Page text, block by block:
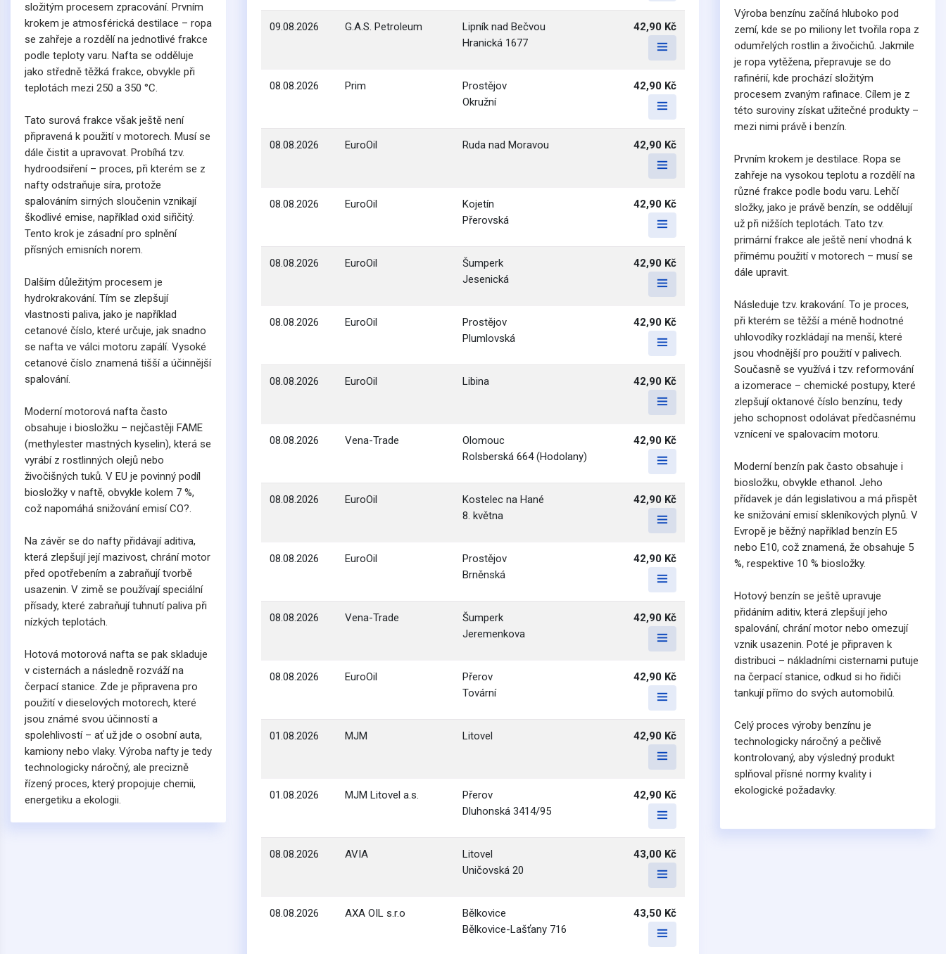
složitým procesem zpracování. Prvním
krokem je atmosférická destilace – ropa
se zahřeje a rozdělí na jednotlivé frakce
podle teploty varu. Nafta se odděluje
jako středně těžká frakce, obvykle při
teplotách mezi 250 a 350 °C.
Tato surová frakce však ještě není
připravená k použití v motorech. Musí se
dále čistit a upravovat. Probíhá tzv.
hydroodsiření – proces, při kterém se z
nafty odstraňuje síra, protože
spalováním sirných sloučenin vznikají
škodlivé emise, například oxid siřičitý.
Tento krok je zásadní pro splnění
přísných emisních norem.
Dalším důležitým procesem je
hydrokrakování. Tím se zlepšují
vlastnosti paliva, jako je například
cetanové číslo, které určuje, jak snadno
se nafta ve válci motoru zapálí. Vysoké
cetanové číslo znamená tišší a účinnější
spalování.
Moderní motorová nafta často
obsahuje i biosložku – nejčastěji FAME
(methylester mastných kyselin), která se
vyrábí z rostlinných olejů nebo
živočišných tuků. V EU je povinný podíl
biosložky v naftě, obvykle kolem 7 %,
což napomáhá snižování emisí CO?.
Na závěr se do nafty přidávají aditiva,
která zlepšují její mazivost, chrání motor
před opotřebením a zabraňují tvorbě
usazenin. V zimě se používají speciální
přísady, které zabraňují tuhnutí paliva při
nízkých teplotách.
Hotová motorová nafta se pak skladuje
v cisternách a následně rozváží na
čerpací stanice. Zde je připravena pro
použití v dieselových motorech, které
jsou známé svou účinností a
spolehlivostí – ať už jde o osobní auta,
kamiony nebo vlaky. Výroba nafty je tedy
technologicky náročný, ale precizně
řízený proces, který propojuje chemii,
energetiku a ekologii.
09.08.2026 G.A.S. Petroleum
Lipník nad Bečvou
Hranická 1677
42,90 Kč
08.08.2026 Prim
Prostějov
Okružní
42,90 Kč
08.08.2026 EuroOil Ruda nad Moravou 42,90 Kč
08.08.2026 EuroOil
Kojetín
Přerovská
42,90 Kč
08.08.2026 EuroOil
Šumperk
Jesenická
42,90 Kč
08.08.2026 EuroOil
Prostějov
Plumlovská
42,90 Kč
08.08.2026 EuroOil Libina 42,90 Kč
08.08.2026 Vena-Trade
Olomouc
Rolsberská 664 (Hodolany)
42,90 Kč
08.08.2026 EuroOil
Kostelec na Hané
8. května
42,90 Kč
08.08.2026 EuroOil
Prostějov
Brněnská
42,90 Kč
08.08.2026 Vena-Trade
Šumperk
Jeremenkova
42,90 Kč
08.08.2026 EuroOil
Přerov
Tovární
42,90 Kč
01.08.2026 MJM Litovel 42,90 Kč
01.08.2026 MJM Litovel a.s.
Přerov
Dluhonská 3414/95
42,90 Kč
08.08.2026 AVIA
Litovel
Uničovská 20
43,00 Kč
08.08.2026 AXA OIL s.r.o
Bělkovice
Bělkovice-Lašťany 716
43,50 Kč
Výroba benzínu začíná hluboko pod
zemí, kde se po miliony let tvořila ropa z
odumřelých rostlin a živočichů. Jakmile
je ropa vytěžena, přepravuje se do
rafinérií, kde prochází složitým
procesem zvaným rafinace. Cílem je z
této suroviny získat užitečné produkty –
mezi nimi právě i benzín.
Prvním krokem je destilace. Ropa se
zahřeje na vysokou teplotu a rozdělí na
různé frakce podle bodu varu. Lehčí
složky, jako je právě benzín, se oddělují
už při nižších teplotách. Tato tzv.
primární frakce ale ještě není vhodná k
přímému použití v motorech – musí se
dále upravit.
Následuje tzv. krakování. To je proces,
při kterém se těžší a méně hodnotné
uhlovodíky rozkládají na menší, které
jsou vhodnější pro použití v palivech.
Současně se využívá i tzv. reformování
a izomerace – chemické postupy, které
zlepšují oktanové číslo benzínu, tedy
jeho schopnost odolávat předčasnému
vznícení ve spalovacím motoru.
Moderní benzín pak často obsahuje i
biosložku, obvykle ethanol. Jeho
přídavek je dán legislativou a má přispět
ke snižování emisí skleníkových plynů. V
Evropě je běžný například benzín E5
nebo E10, což znamená, že obsahuje 5
%, respektive 10 % biosložky.
Hotový benzín se ještě upravuje
přidáním aditiv, která zlepšují jeho
spalování, chrání motor nebo omezují
vznik usazenin. Poté je připraven k
distribuci – nákladními cisternami putuje
na čerpací stanice, odkud si ho řidiči
tankují přímo do svých automobilů.
Celý proces výroby benzínu je
technologicky náročný a pečlivě
kontrolovaný, aby výsledný produkt
splňoval přísné normy kvality i
ekologické požadavky.